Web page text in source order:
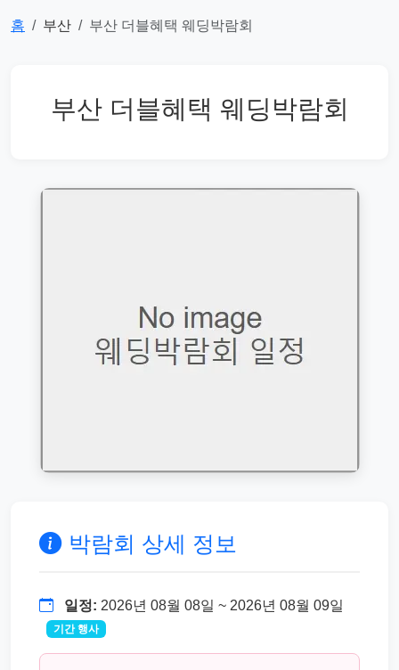
홈 부산 부산 더블혜택 웨딩박람회
부산 더블혜택 웨딩박람회
박람회 상세 정보
일정: 2026년 08월 08일 ~ 2026년 08월 09일
기간 행사